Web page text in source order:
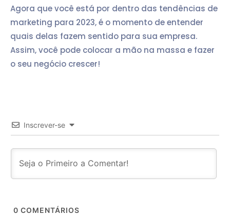
Agora que você está por dentro das tendências de
marketing para 2023, é o momento de entender
quais delas fazem sentido para sua empresa.
Assim, você pode colocar a mão na massa e fazer
o seu negócio crescer!
Inscrever-se
0 COMENTÁRIOS